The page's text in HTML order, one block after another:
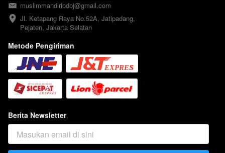
muslimmandiriodoj@gmail.com
Jl. Ketapang Raya No.52A, Jatipadang,
Pejaten, Jakarta Selatan
Metode Pengiriman
Berita Newsletter